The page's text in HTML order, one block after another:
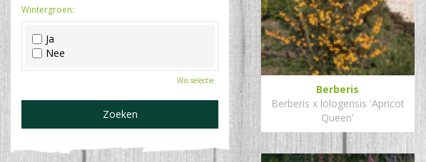
Berberis
Berberis x lologensis 'Apricot
Queen'
Roze
Wit
Zwart
Wintergroen:
Ja
Nee
Wis selectie